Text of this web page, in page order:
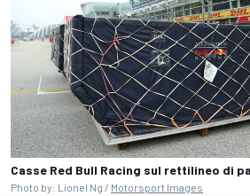
Casse Red Bull Racing sul rettilineo di
Photo by: Lionel Ng / Motorsport Images